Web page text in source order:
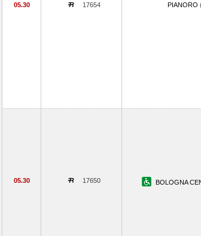
05.30 17654 PIANORO
05.30 17650 BOLOGNA